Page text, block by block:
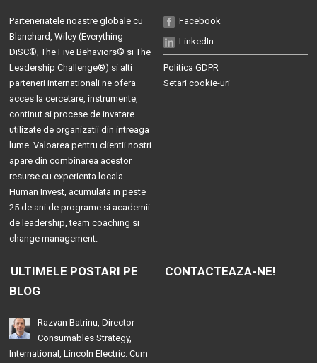
Parteneriatele noastre globale cu
Blanchard, Wiley (Everything
DiSC®,The Five Behaviors® siThe
Leadership Challenge®) si alti
parteneri internationali ne ofera
acces la cercetare, instrumente,
continut si procese de invatare
utilizate de organizatii din intreaga
lume. Valoarea pentru clientii nostri
apare din combinarea acestor
resurse cu experienta locala
Human Invest, acumulata in peste
25 de ani de programe si academii
de leadership, team coaching si
change management.
Facebook
LinkedIn
Politica GDPR
Setari cookie-uri
ULTIMELE POSTARI PE
BLOG
Razvan Batrinu, Director
Consumables Strategy,
International, Lincoln Electric. Cum
CONTACTEAZA-NE!